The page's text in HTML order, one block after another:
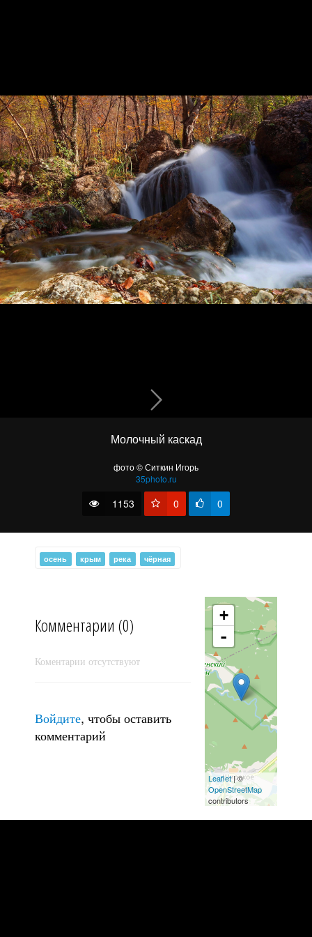
no_title
no_title
Навстречу утренним лучам
фото © Ситкин Игорь
35photo.ru
Молочный каскад
1153 0 0
осень крым река чёрная
Комментарии (0)
Коментарии отсутствуют
Войдите, чтобы оставить
комментарий
+
-
Leaflet| ©
OpenStreetMap
contributors